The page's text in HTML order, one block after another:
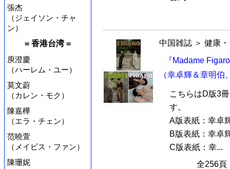
張杰
（ジェイソン・チャ
ン）
= 香港台湾 =
庾澄慶
（ハーレム・ユー）
莫文蔚
（カレン・モク）
陳嘉樺
（エラ・チェン）
范曉萱
（メイビス・ファン）
陳珊妮
中国雑誌 ＞ 健康
『Madame
（幸卓輝＆章明
こちらはD版3
す。
A版表紙：幸卓
B版表紙：幸
C版表紙：幸...
全256